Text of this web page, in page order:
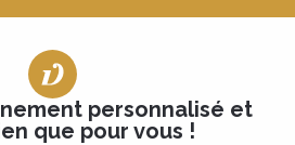
personnalisé et
que pour vous !